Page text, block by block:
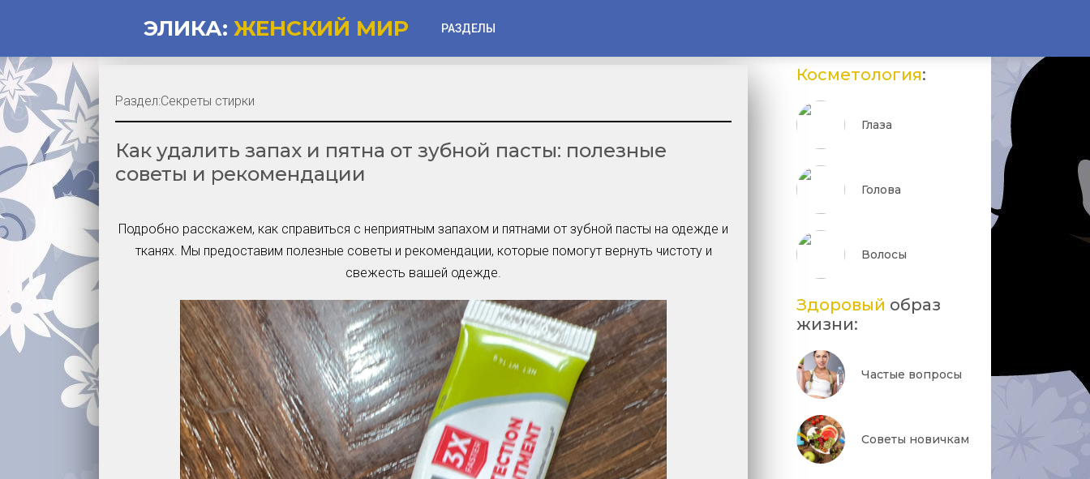
ЭЛИКА: ЖЕНСКИЙ МИР РАЗДЕЛЫ
Губы
Частые вопросы
Советы новичкам
Актёры, Певцы, Звёзды
Знаменитости в Фокусе
Прошлое и Настоящее
Умная уборка
Секреты стирки
Как удалить запах и пятна от зубной пасты: полезные
советы и рекомендации
Подробно расскажем, как справиться с неприятным запахом и пятнами от зубной пасты на одежде и
тканях. Мы предоставим полезные советы и рекомендации, которые помогут вернуть чистоту и
свежесть вашей одежде.
Раздел:Секреты стирки
Косметология:
Глаза
Голова
Волосы
Здоровый образ
жизни:
Частые вопросы
Советы новичкам